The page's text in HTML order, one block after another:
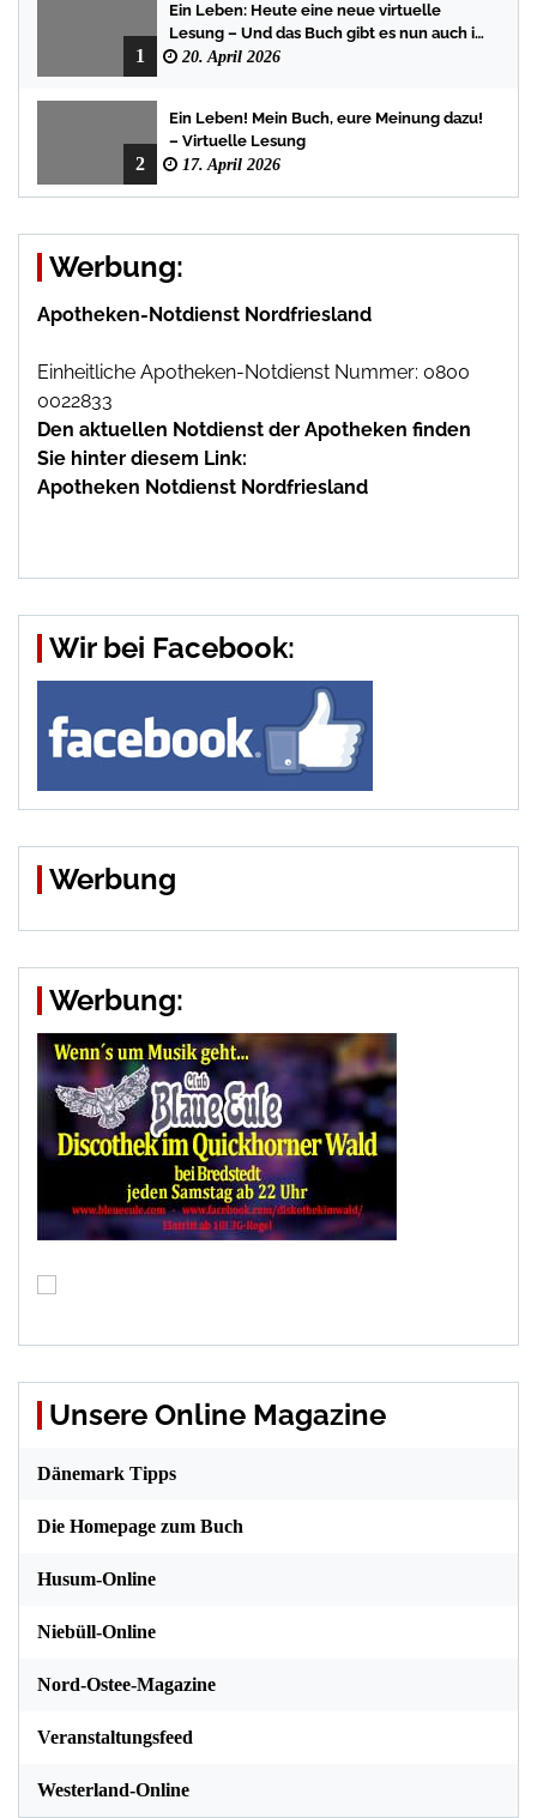
1
Ein Leben: Heute eine neue virtuelle
Lesung – Und das Buch gibt es nun auch in
der Bredstedter Stadtbuchhandlung
20. April 2026
2
Ein Leben! Mein Buch, eure Meinung dazu!
– Virtuelle Lesung
17. April 2026
Werbung:
Apotheken-Notdienst Nordfriesland
Einheitliche Apotheken-Notdienst Nummer: 0800
0022833
Den aktuellen Notdienst der Apotheken finden
Sie hinter diesem Link:
Apotheken Notdienst Nordfriesland
Wir bei Facebook:
Werbung
Werbung:
Unsere Online Magazine
Dänemark Tipps
Die Homepage zum Buch
Husum-Online
Niebüll-Online
Nord-Ostee-Magazine
Veranstaltungsfeed
Westerland-Online